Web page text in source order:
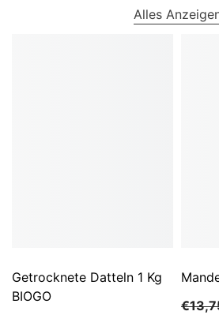
Alles
Getrocknete Datteln 1 Kg
BIOGO